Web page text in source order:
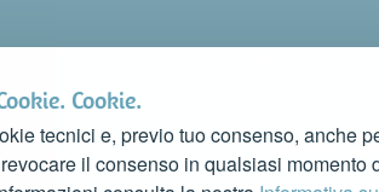
Cookie.
tecnici e, previo tuo consenso, anche
il consenso in qualsiasi momento
Privacy Policy